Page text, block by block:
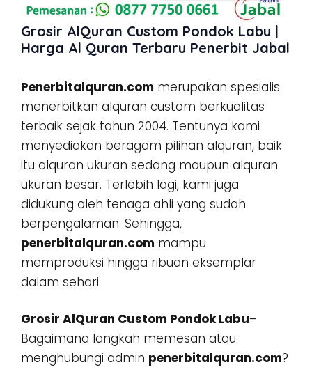
Grosir AlQuran Custom Pondok Labu |
Harga Al Quran Terbaru Penerbit Jabal
Penerbitalquran.com merupakan spesialis
menerbitkan alquran custom berkualitas
terbaik sejak tahun 2004. Tentunya kami
menyediakan beragam pilihan alquran, baik
itu alquran ukuran sedang maupun alquran
ukuran besar. Terlebih lagi, kami juga
didukung oleh tenaga ahli yang sudah
berpengalaman. Sehingga,
penerbitalquran.com mampu
memproduksi hingga ribuan eksemplar
dalam sehari.
Grosir AlQuran Custom Pondok Labu–
Bagaimana langkah memesan atau
menghubungi admin penerbitalquran.com?